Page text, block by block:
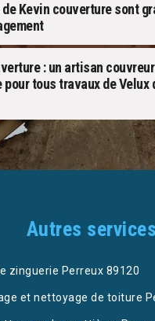
Kevin couverture sont
: un artisan
tous travaux de Velux
Autres services
zinguerie Perreux 89120
et nettoyage de toiture